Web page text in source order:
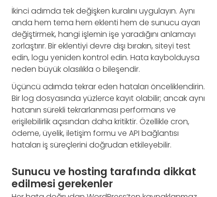
İkinci adımda tek değişken kuralını uygulayın. Aynı
anda hem tema hem eklenti hem de sunucu ayarı
değiştirmek, hangi işlemin işe yaradığını anlamayı
zorlaştırır. Bir eklentiyi devre dışı bırakın, siteyi test
edin, logu yeniden kontrol edin. Hata kaybolduysa
neden büyük olasılıkla o bileşendir.
Üçüncü adımda tekrar eden hataları önceliklendirin.
Bir log dosyasında yüzlerce kayıt olabilir; ancak aynı
hatanın sürekli tekrarlanması performans ve
erişilebilirlik açısından daha kritiktir. Özellikle cron,
ödeme, üyelik, iletişim formu ve API bağlantısı
hataları iş süreçlerini doğrudan etkileyebilir.
Sunucu ve hosting tarafında dikkat
edilmesi gerekenler